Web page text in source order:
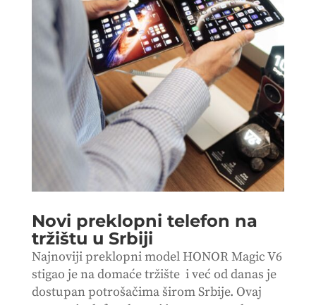
Novi preklopni telefon na
tržištu u Srbiji
Najnoviji preklopni model HONOR Magic V6
stigao je na domaće tržište i već od danas je
dostupan potrošačima širom Srbije. Ovaj